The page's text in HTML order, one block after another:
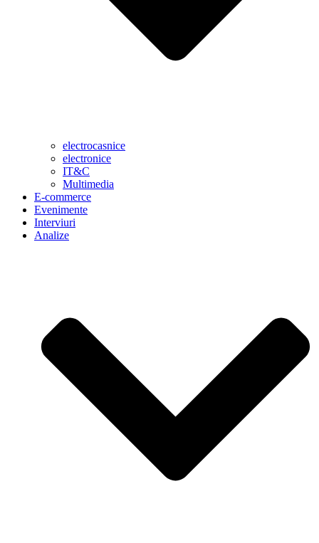
electrocasnice
electronice
IT&C
Multimedia
E-commerce
Evenimente
Interviuri
Analize